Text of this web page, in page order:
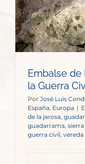
Embalse de
la Guerra
Por José Luis
España, Europa |
de la jarosa
guadarrama
guerra civil, vereda